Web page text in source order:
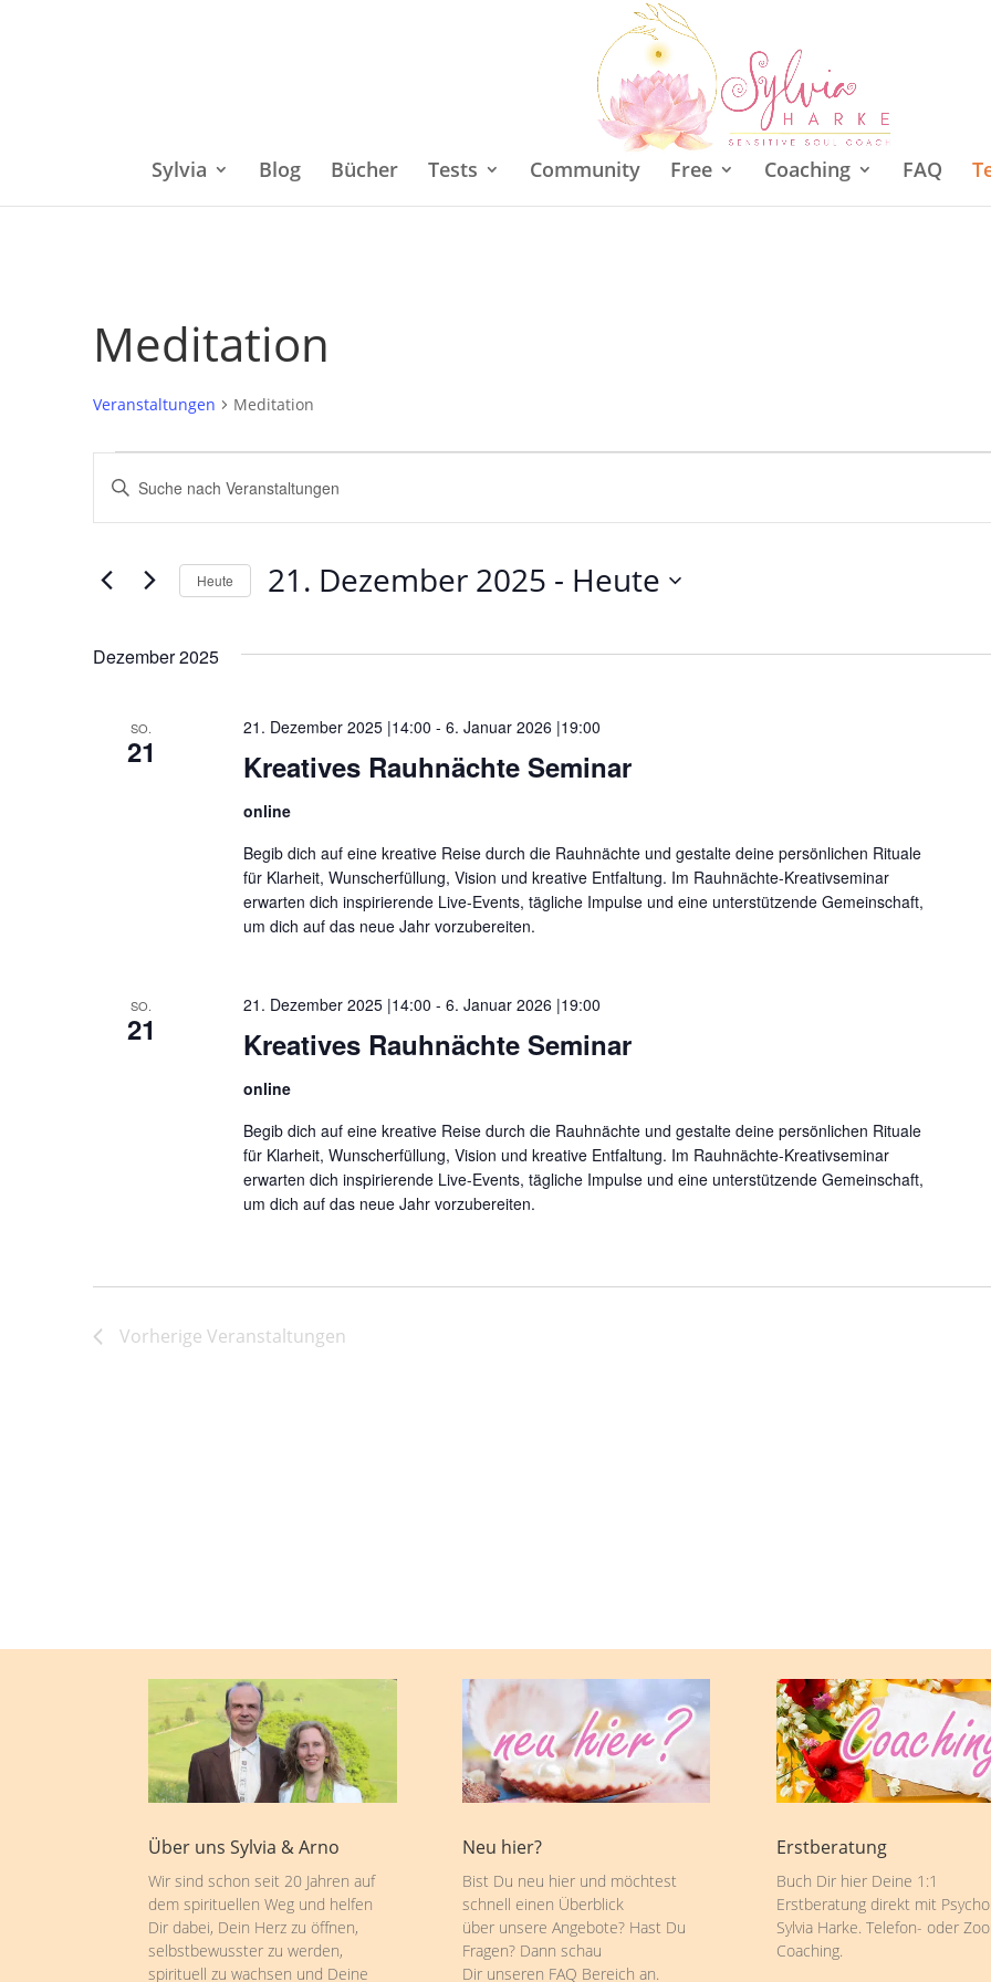
Sylvia Blog Bücher Tests Community Free Coaching FAQ
Meditation
Veranstaltungen Meditation
Veranstaltungen
Suche
und
Ansichten,
Navigation
Bitte
Schlüsselwort
Suche
Veranstaltungen
Heute 21. Dezember 2025 - Heute
wählen.
Dezember 2025
SO.
21 Kreatives Rauhnächte Seminar
21. Dezember 2025 |14:00 - 6. Januar 2026 |19:00
online
Begib dich auf eine kreative Reise durch die Rauhnächte und gestalte deine persönlichen Rituale
für Klarheit, Wunscherfüllung, Vision und kreative Entfaltung. Im Rauhnächte-Kreativseminar
erwarten dich inspirierende Live-Events, tägliche Impulse und eine unterstützende Gemeinschaft,
um dich auf das neue Jahr vorzubereiten.
SO.
21 Kreatives Rauhnächte Seminar
21. Dezember 2025 |14:00 - 6. Januar 2026 |19:00
online
Begib dich auf eine kreative Reise durch die Rauhnächte und gestalte deine persönlichen Rituale
für Klarheit, Wunscherfüllung, Vision und kreative Entfaltung. Im Rauhnächte-Kreativseminar
erwarten dich inspirierende Live-Events, tägliche Impulse und eine unterstützende Gemeinschaft,
um dich auf das neue Jahr vorzubereiten.
Vorherige Veranstaltungen
Über uns Sylvia & Arno
Wir sind schon seit 20 Jahren auf
dem spirituellen Weg und helfen
Dir dabei, Dein Herz zu öffnen,
selbstbewusster zu werden,
spirituell zu wachsen und Deine
Neu hier?
Bist Du neu hier und möchtest
schnell einen Überblick
über unsere Angebote? Hast Du
Fragen? Dann schau
Dir unseren FAQ Bereich an.
Erstberatung
Buch Dir hier Deine 1:1
Erstberatung direkt mit
Sylvia Harke. Telefon- oder
Coaching.